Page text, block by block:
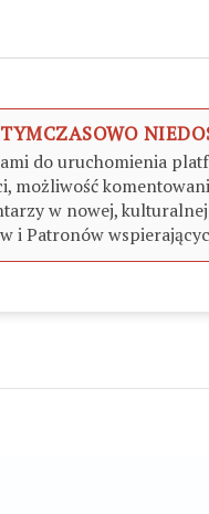
do uruchomienia
możliwość
w nowej,
i Patronów